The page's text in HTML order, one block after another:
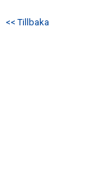
<< Tillbaka